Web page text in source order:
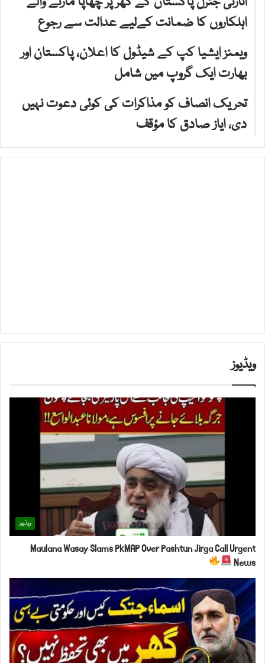
اہلکاروں کا ضمانت کےلیے عدالت سے رجوع
ویمنز ایشیا کپ کے شیڈول کا اعلان، پاکستان اور
بھارت ایک گروپ میں شامل
تحریک انصاف کو مذاکرات کی کوئی دعوت نہیں
دی، ایاز صادق کا مؤقف
ویڈیوز
ویڈیوز
Maulana Wasay Slams PkMAP Over Pashtun Jirga Call Urgent
News